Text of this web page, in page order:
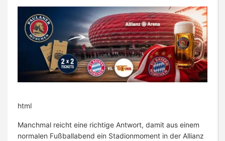
html
Manchmal reicht eine richtige Antwort, damit aus einem
normalen Fußballabend ein Stadionmoment in der Allianz